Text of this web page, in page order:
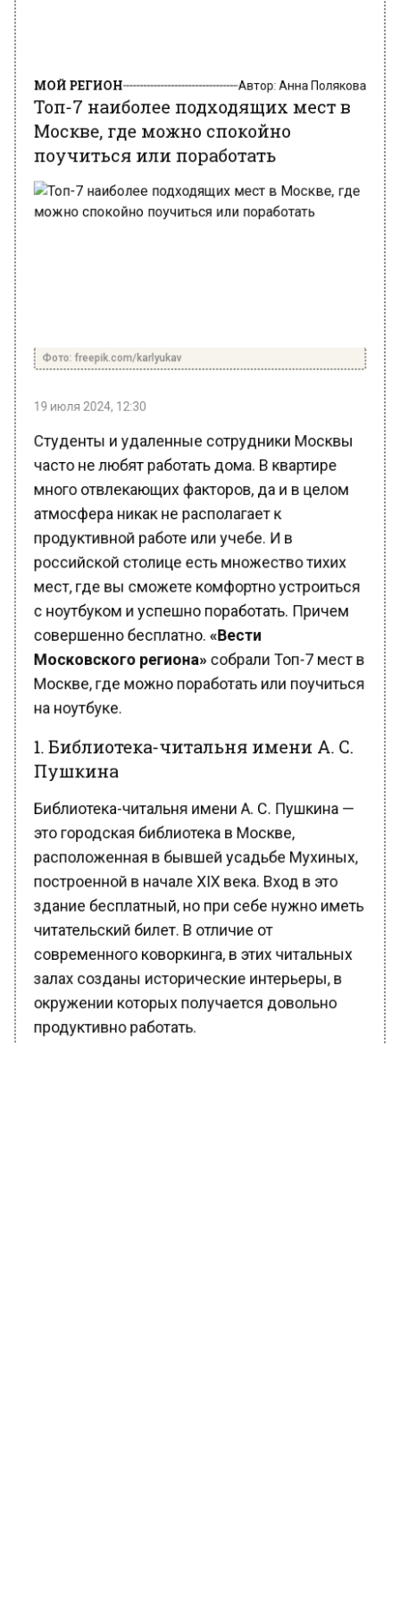
поучиться или поработать
часто не любят работать дома. В квартире
атмосфера никак не располагает к
продуктивной работе или учебе. И в
российской столице есть множество тихих
мест, где вы сможете комфортно устроиться
с ноутбуком и успешно поработать. Причем
совершенно бесплатно.
«Вести
Московского региона»
собрали Топ-7 мест в
Москве, где можно поработать или поучиться
на ноутбуке.
1. Библиотека-читальня имени А. С.
Пушкина
Библиотека-читальня имени А. С. Пушкина —
это городская библиотека в Москве,
расположенная в бывшей усадьбе Мухиных,
построенной в начале XIX века. Вход в это
здание бесплатный, но при себе нужно иметь
читательский билет. В отличие от
современного коворкинга, в этих читальных
залах созданы исторические интерьеры, в
окружении которых получается довольно
продуктивно работать.